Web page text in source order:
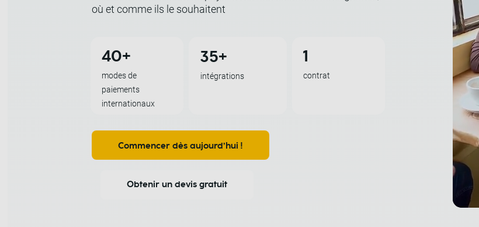
où et comme ils le souhaitent
40+
modes de
paiements
internationaux
35+
intégrations
1
contrat
Commencer dès aujourd’hui !
Obtenir un devis gratuit